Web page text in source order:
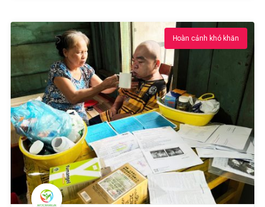
Hoàn cảnh khó khăn